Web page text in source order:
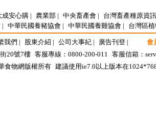
成安心購 | 農業部 | 中央畜產會 |
台灣畜產種原資
| 中華民國養豬協會 | 中華民國養雞協會 | 台灣區
我們 | 股東介紹 | 公司大事紀 | 廣告刊登 |
會
20號7樓 客服專線：0800-200-011 客服信箱：
食物網版權所有 建議使用ie7.0以上版本在